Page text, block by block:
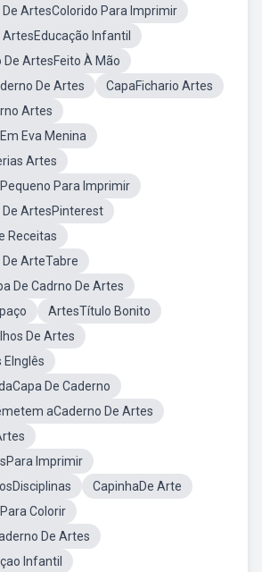
De ArtesColorido Para Imprimir
Infantil
De ArtesFeito À Mão
De Artes
CapaFichario Artes
Artes
Eva Menina
Artes
Para Imprimir
De ArtesPinterest
Receitas
De ArteTabre
De Cadrno De Artes
ArtesTítulo Bonito
De Artes
EInglês
De Caderno
aCaderno De Artes
Imprimir
CapinhaDe Arte
Colorir
De Artes
Infantil